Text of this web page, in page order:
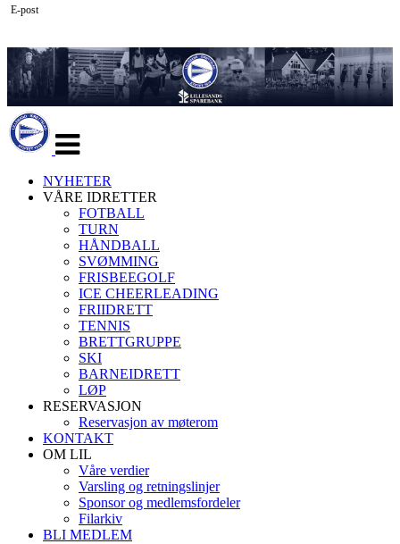
navigasjon
NYHETER
VÅRE IDRETTER
FOTBALL
TURN
HÅNDBALL
SVØMMING
FRISBEEGOLF
ICE CHEERLEADING
FRIIDRETT
TENNIS
BRETTGRUPPE
SKI
BARNEIDRETT
LØP
RESERVASJON
Reservasjon av møterom
KONTAKT
OM LIL
Våre verdier
Varsling og retningslinjer
Sponsor og medlemsfordeler
Filarkiv
BLI MEDLEM
E-post